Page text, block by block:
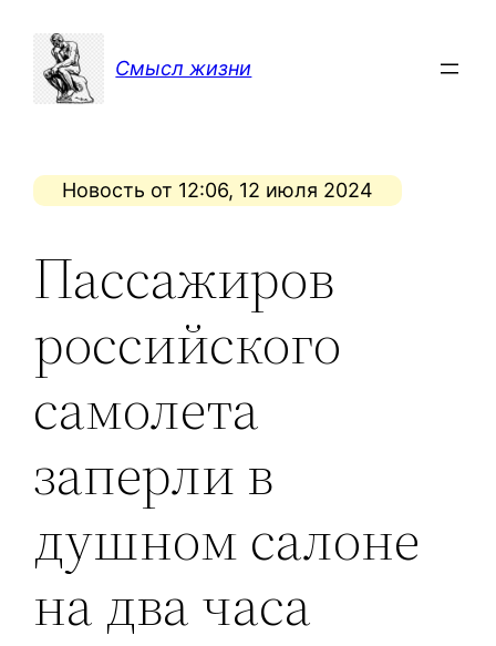
содержимому
Смысл жизни
Новость от 12:06, 12 июля 2024
Пассажиров
российского
самолета
заперли в
душном салоне
на два часа